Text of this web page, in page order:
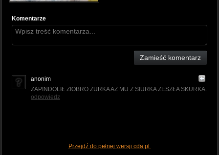
Komentarze
Zamieść komentarz
anonim
ZAPINDOLIŁ ZIOBRO ŻURKA AŻ MU Z SIURKA ZESZŁA SKURKA.
odpowiedz
Przejdź do pełnej wersji cda.pl